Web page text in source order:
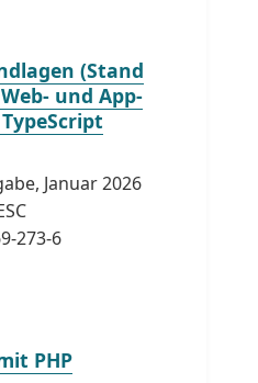
(Stand
und App-
Januar 2026
273-6
PHP